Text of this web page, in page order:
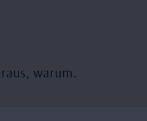
warum.